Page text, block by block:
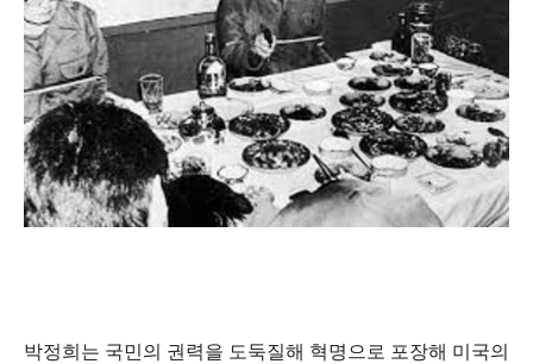
박정희는 국민의 권력을 도둑질해 혁명으로 포장해 미국의